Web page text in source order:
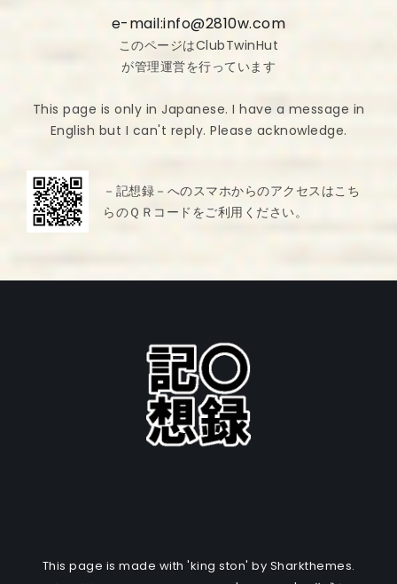
e-mail:info@2810w.com
このページはClubTwinHut
が管理運営を行っています
This page is only in Japanese. I have a message in
English but I can't reply. Please acknowledge.
－記想録－へのスマホからのアクセスはこち
らのＱＲコードをご利用ください。
This page is made with 'king ston' by Sharkthemes.